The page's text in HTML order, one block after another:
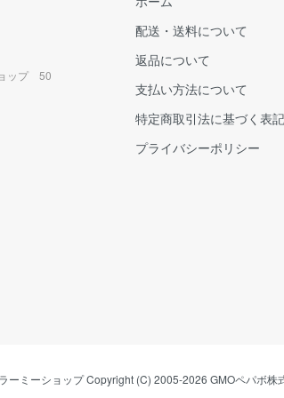
ップ 50
配送・送料について
返品について
支払い方法について
特定商取引法に基づく表記
プライバシーポリシー
ーミーショップCopyright (C) 2005-2026 GMOペパボ株